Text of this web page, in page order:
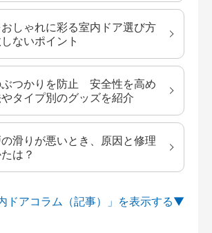
しゃれに彩る室内ドア選び方
ないポイント
ぶつかりを防止 安全性を高め
タイプ別のグッズを紹介
滑りが悪いとき、原因と修理
は？
ドアコラム（記事）」を